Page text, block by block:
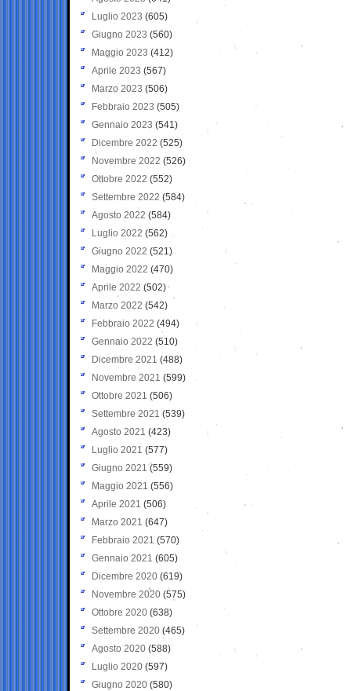
Luglio 2023 (605)
Giugno 2023 (560)
Maggio 2023 (412)
Aprile 2023 (567)
Marzo 2023 (506)
Febbraio 2023 (505)
Gennaio 2023 (541)
Dicembre 2022 (525)
Novembre 2022 (526)
Ottobre 2022 (552)
Settembre 2022 (584)
Agosto 2022 (584)
Luglio 2022 (562)
Giugno 2022 (521)
Maggio 2022 (470)
Aprile 2022 (502)
Marzo 2022 (542)
Febbraio 2022 (494)
Gennaio 2022 (510)
Dicembre 2021 (488)
Novembre 2021 (599)
Ottobre 2021 (506)
Settembre 2021 (539)
Agosto 2021 (423)
Luglio 2021 (577)
Giugno 2021(559)
Maggio 2021 (556)
Aprile 2021 (506)
Marzo 2021 (647)
Febbraio 2021 (570)
Gennaio 2021 (605)
Dicembre 2020 (619)
Novembre 2020 (575)
Ottobre 2020 (638)
Settembre 2020(465)
Agosto 2020 (588)
Luglio 2020 (597)
Giugno 2020 (580)